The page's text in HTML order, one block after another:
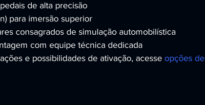
de alta precisão
para imersão superior
consagrados de simulação automobilística
com equipe técnica dedicada
e possibilidades de ativação, acesse opções de